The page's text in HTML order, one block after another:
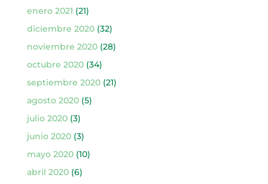
enero 2021 (21)
diciembre 2020(32)
noviembre 2020(28)
octubre 2020(34)
septiembre 2020(21)
agosto 2020(5)
julio 2020(3)
junio 2020(3)
mayo 2020(10)
abril 2020(6)